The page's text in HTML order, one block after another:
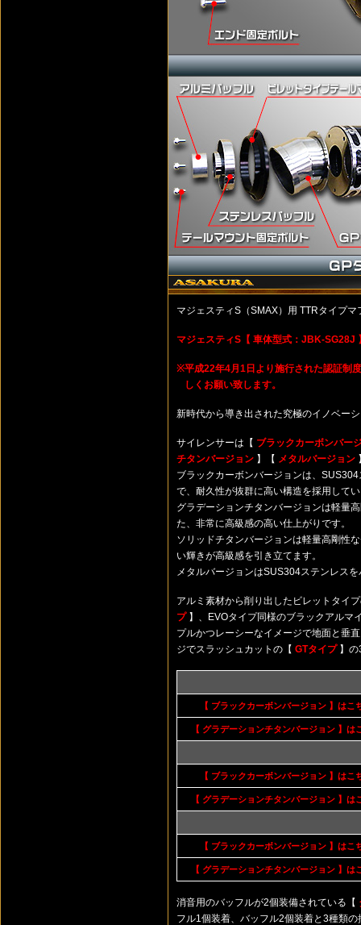
マジェスティS（SMAX）用 TTRタイプ
マジェスティS【 車体型式：JBK-SG28J
※平成22年4月1日より施行された認証制
しくお願い致します。
新時代から導き出された究極のイノベー
サイレンサーは【 ブラックカーボンバー
チタンバージョン 】【 メタルバージョン
ブラックカーボンバージョンは、
で、耐久性が抜群に高い構造を採用して
グラデーションチタンバージョンは軽量
た、非常に高級感の高い仕上がりです。
ソリッドチタンバージョンは軽量高剛性
い輝きが高級感を引き立てます。
メタルバージョンはSUS304ステンレス
アルミ素材から削り出したビレットタイ
プ】、EVOタイプ同様のブラックアルマ
プルかつレーシーなイメージで地面と垂
ジでスラッシュカットの【 GTタイプ】の
【 ブラックカーボンバージョン 】はこ
【 グラデーションチタンバージョン 】は
【 ブラックカーボンバージョン 】はこ
【 グラデーションチタンバージョン 】は
【 ブラックカーボンバージョン 】はこ
【 グラデーションチタンバージョン 】は
消音用のバッフルが2個装備されている【
フル1個装着、バッフル2個装着と3種類